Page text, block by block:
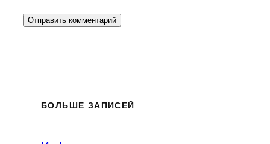
БОЛЬШЕ ЗАПИСЕЙ